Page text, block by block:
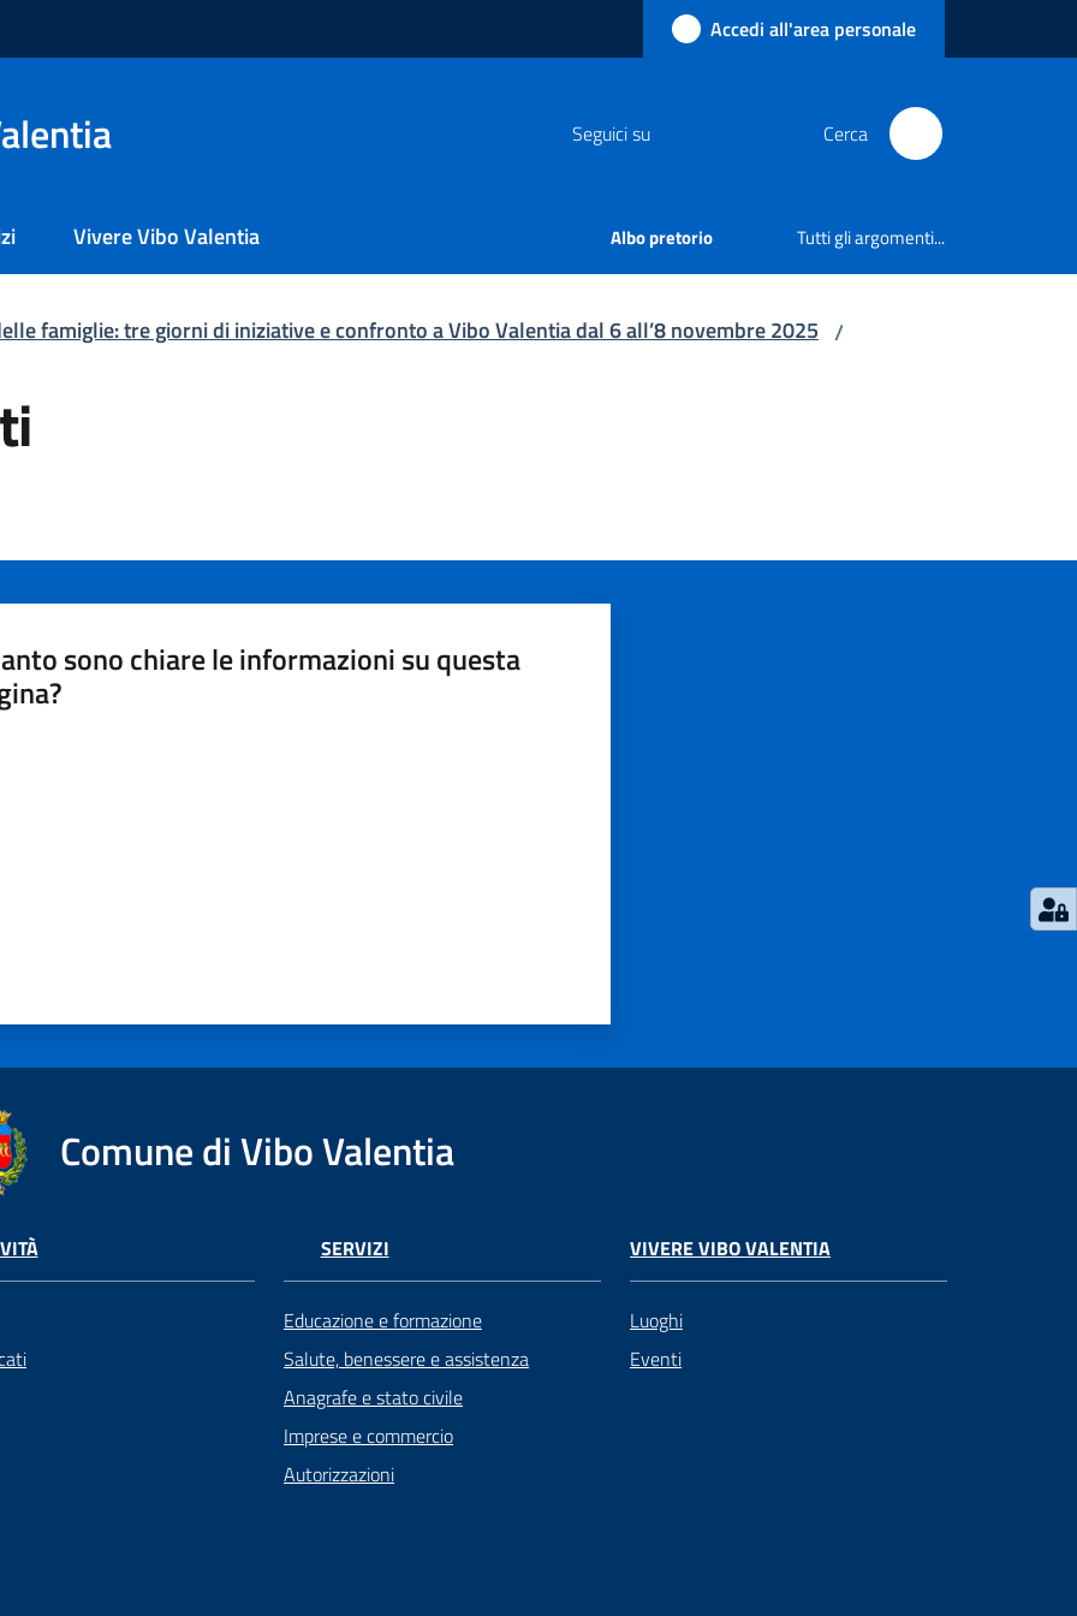
Accedi all'area personale
Seguici su Cerca
Vivere Vibo Valentia Albo pretorio Tutti gli argomenti...
famiglie: tre giorni di iniziative e confronto a Vibo Valentia dal 6 all’8 novembre 2025 /
sono chiare le informazioni su questa
Comune di Vibo Valentia
SERVIZI
Educazione e formazione
Salute, benessere e assistenza
Anagrafe e stato civile
Imprese e commercio
Autorizzazioni
VIVERE VIBO VALENTIA
Luoghi
Eventi